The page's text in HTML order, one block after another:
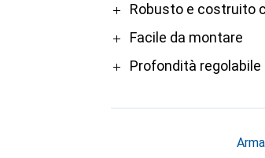
ProRobusto e costruito
Facile da montare
Profondità regolabile
Contro